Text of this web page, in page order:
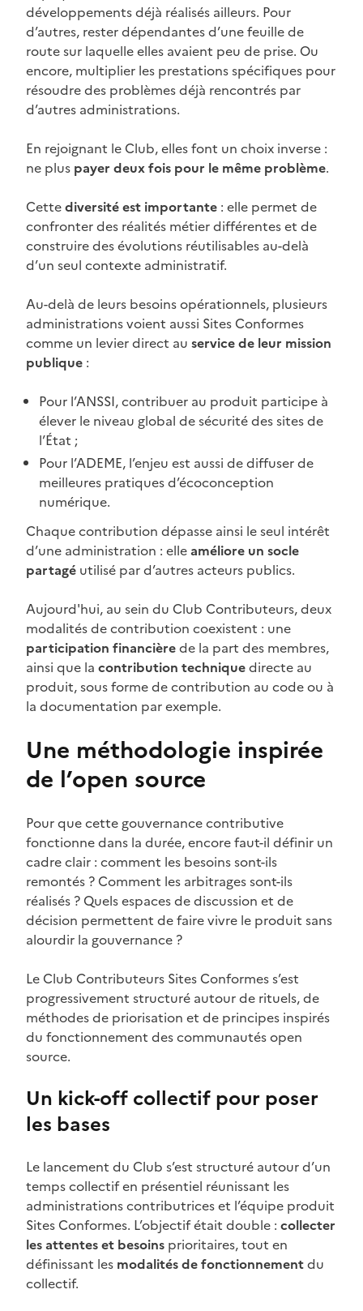
développements déjà réalisés ailleurs. Pour
d’autres, rester dépendantes d’une feuille de
route sur laquelle elles avaient peu de prise. Ou
encore, multiplier les prestations spécifiques pour
résoudre des problèmes déjà rencontrés par
d’autres administrations.
En rejoignant le Club, elles font un choix inverse :
ne plus payer deux fois pour le même problème.
Cettediversité est importante : elle permet de
confronter des réalités métier différentes et de
construire des évolutions réutilisables au-delà
d’un seul contexte administratif.
Au-delà de leurs besoins opérationnels, plusieurs
administrations voient aussi Sites Conformes
comme un levier direct au service de leur mission
publique :
Pour l’ANSSI, contribuer au produit participe à
élever le niveau global de sécurité des sites de
l’État ;
Pour l’ADEME, l’enjeu est aussi de diffuser de
meilleures pratiques d’écoconception
numérique.
Chaque contribution dépasse ainsi le seul intérêt
d’une administration : elleaméliore un socle
partagé utilisé par d’autres acteurs publics.
Aujourd'hui, au sein du Club Contributeurs, deux
modalités de contribution coexistent : une
participation financièrede la part des membres,
ainsi que la contribution techniquedirecte au
produit, sous forme de contribution au code ou à
la documentation par exemple.
Une méthodologie inspirée
de l’open source
Pour que cette gouvernance contributive
fonctionne dans la durée, encore faut-il définir un
cadre clair : comment les besoins sont-ils
remontés ? Comment les arbitrages sont-ils
réalisés ? Quels espaces de discussion et de
décision permettent de faire vivre le produit sans
alourdir la gouvernance ?
Le Club Contributeurs Sites Conformes s’est
progressivement structuré autour de rituels, de
méthodes de priorisation et de principes inspirés
du fonctionnement des communautés open
source.
Un kick-off collectif pour poser
les bases
Le lancement du Club s’est structuré autour d’un
temps collectif en présentiel réunissant les
administrations contributrices et l’équipe produit
Sites Conformes. L’objectif était double : collecter
les attentes et besoins prioritaires, tout en
définissant les modalités de fonctionnementdu
collectif.